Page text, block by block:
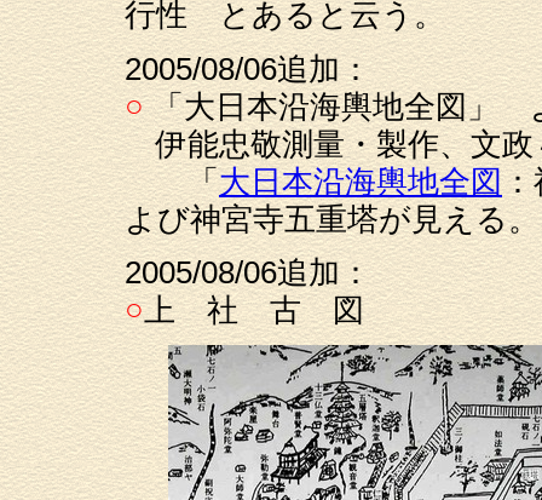
行性 とあると云う。
2005/08/06追加：
○「大日本沿海輿地全図」
伊能忠敬測量・製作、文政
「大日本沿海輿地全図：
よび神宮寺五重塔が見える。
2005/08/06追加：
○上 社 古 図